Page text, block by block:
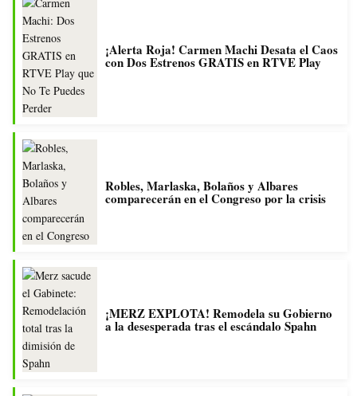
¡Alerta Roja! Carmen Machi Desata el Caos
con Dos Estrenos GRATIS en RTVE Play
Robles, Marlaska, Bolaños y Albares
comparecerán en el Congreso por la crisis
¡MERZ EXPLOTA! Remodela su Gobierno
a la desesperada tras el escándalo Spahn